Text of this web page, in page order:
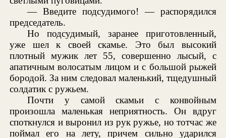
— Введите подсудимого! — распорядился
председатель.
Но подсудимый, заранее приготовленный,
уже шел к своей скамье. Это был высокий
плотный мужик лет 55, совершенно лысый, с
апатичным волосатым лицом и с большой рыжей
бородой. За ним следовал маленький, тщедушный
солдатик с ружьем.
Почти у самой скамьи с конвойным
произошла маленькая неприятность. Он вдруг
споткнулся и выронил из рук ружье, но тотчас же
поймал его на лету, причем сильно ударился